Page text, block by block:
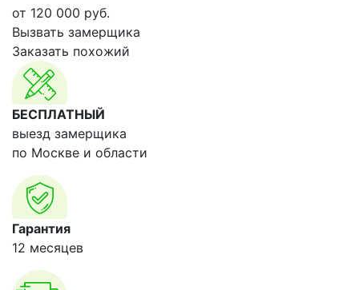
от 120 000 руб.
Вызвать замерщика
Заказать похожий
БЕСПЛАТНЫЙ
выезд замерщика
по Москве и области
Гарантия
12 месяцев